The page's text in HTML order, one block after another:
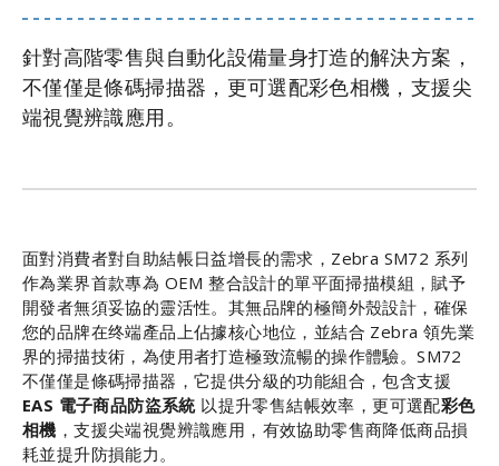
針對高階零售與自動化設備量身打造的解決方案，
不僅僅是條碼掃描器，更可選配彩色相機，支援尖
端視覺辨識應用。
面對消費者對自助結帳日益增長的需求，Zebra SM72 系列
作為業界首款專為 OEM 整合設計的單平面掃描模組，賦予
開發者無須妥協的靈活性。其無品牌的極簡外殼設計，確保
您的品牌在终端產品上佔據核心地位，並結合 Zebra 領先業
界的掃描技術，為使用者打造極致流暢的操作體驗。SM72
不僅僅是條碼掃描器，它提供分級的功能組合，包含支援
EAS 電子商品防盜系統以提升零售結帳效率，更可選配彩色
相機 ，支援尖端視覺辨識應用，有效協助零售商降低商品損
耗並提升防損能力。